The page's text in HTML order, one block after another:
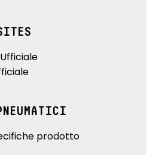
prodotto